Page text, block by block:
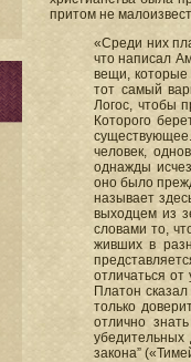
притом не
«Среди них
что написал
вещи, которые
тот самый
Логос, чтобы
Которого
человек,
однажды
оно было
называет
выходцем из
словами то,
живших в
отличаться
Платон
только
отлично
закона”